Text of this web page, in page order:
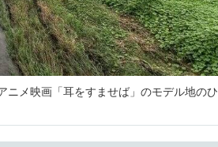
ニメ映画「耳をすませば」のモデル地のひ